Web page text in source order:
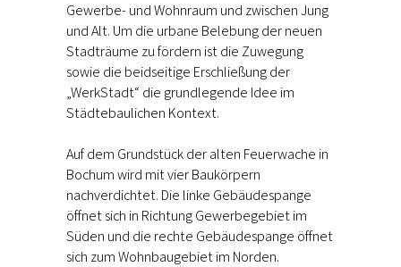
Gewerbe- und Wohnraum und zwischen Jung
und Alt. Um die urbane Belebung der neuen
Stadträume zu fördern ist die Zuwegung
sowie die beidseitige Erschließung der
„WerkStadt“ die grundlegende Idee im
Städtebaulichen Kontext.
Auf dem Grundstück der alten Feuerwache in
Bochum wird mit vier Baukörpern
nachverdichtet. Die linke Gebäudespange
öffnet sich in Richtung Gewerbegebiet im
Süden und die rechte Gebäudespange öffnet
sich zum Wohnbaugebiet im Norden.